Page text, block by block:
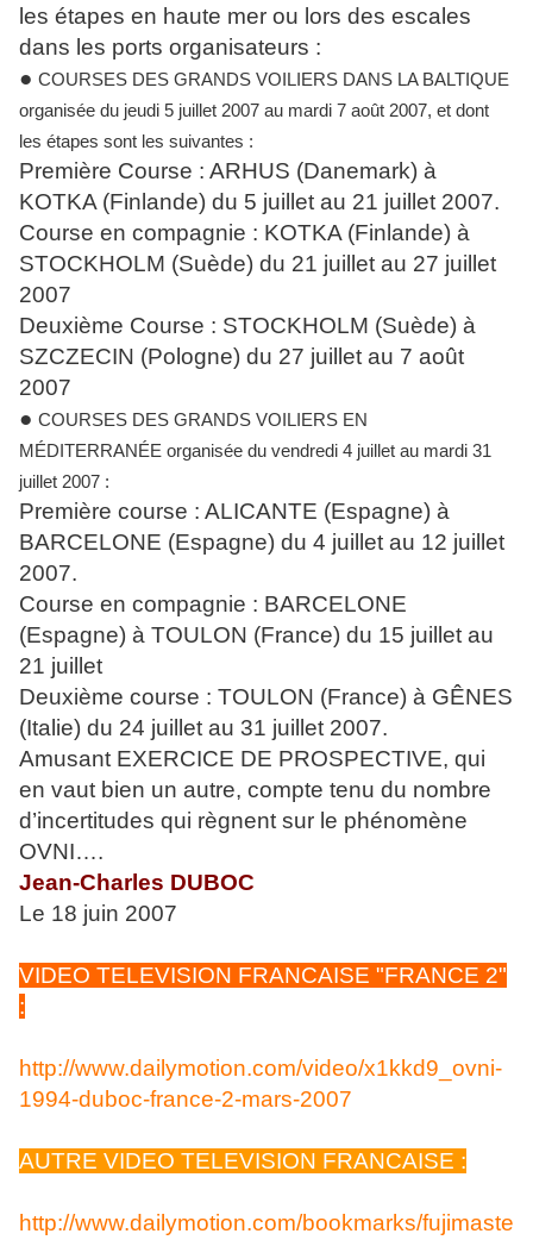
les étapes en haute mer ou lors des escales
dans les ports organisateurs :
● COURSES DES GRANDS VOILIERS DANS LA BALTIQUE
organisée du jeudi 5 juillet 2007 au mardi 7 août 2007, et dont
les étapes sont les suivantes :
Première Course : ARHUS (Danemark) à
KOTKA (Finlande) du 5 juillet au 21 juillet 2007.
Course en compagnie : KOTKA (Finlande) à
STOCKHOLM (Suède) du 21 juillet au 27 juillet
2007
Deuxième Course : STOCKHOLM (Suède) à
SZCZECIN (Pologne) du 27 juillet au 7 août
2007
● COURSES DES GRANDS VOILIERS EN
MÉDITERRANÉE organisée du vendredi 4 juillet au mardi 31
juillet 2007 :
Première course : ALICANTE (Espagne) à
BARCELONE (Espagne) du 4 juillet au 12 juillet
2007.
Course en compagnie : BARCELONE
(Espagne) à TOULON (France) du 15 juillet au
21 juillet
Deuxième course : TOULON (France) à GÊNES
(Italie) du 24 juillet au 31 juillet 2007.
Amusant EXERCICE DE PROSPECTIVE, qui
en vaut bien un autre, compte tenu du nombre
d’incertitudes qui règnent sur le phénomène
OVNI….
Jean-Charles DUBOC
Le 18 juin 2007
VIDEO TELEVISION FRANCAISE "FRANCE 2"
:
http://www.dailymotion.com/video/x1kkd9_ovni-
1994-duboc-france-2-mars-2007
AUTRE VIDEO TELEVISION FRANCAISE :
http://www.dailymotion.com/bookmarks/fujimaste